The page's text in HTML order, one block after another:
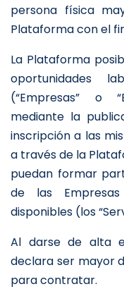
persona física
Plataforma con el
La Plataforma
oportunidades
(“Empresas” o
mediante la
inscripción a las
a través de la
puedan formar
de las
disponibles (los
Al darse de alta
declara ser mayor
para contratar.